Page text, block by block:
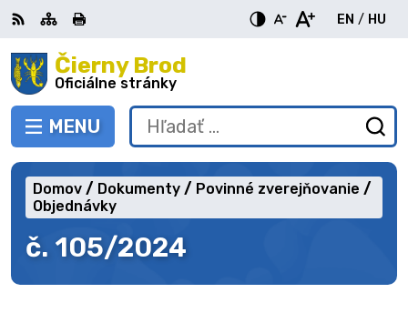
Preskočiť
na
obsah Čierny Brod
Oficiálne stránky
PREPNÚŤ
MENU
RSS MapaTlačiť
EN
English
/ HU
Hľadať:
č. 105/2024
Domov Dokumenty
Povinné zverejňovanie
Objednávky